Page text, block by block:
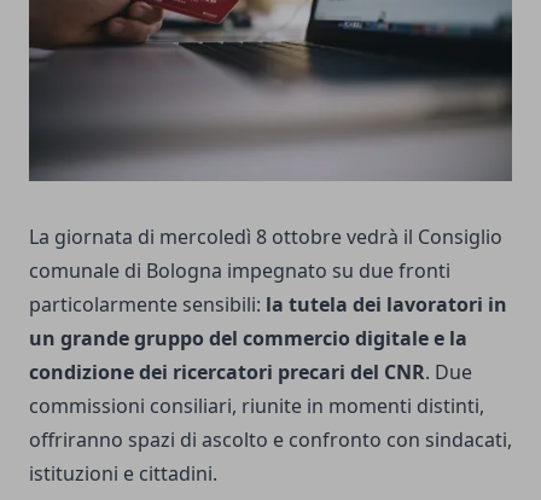
La giornata di mercoledì 8 ottobre vedrà il Consiglio
comunale di Bologna impegnato su due fronti
particolarmente sensibili: la tutela dei lavoratori in
un grande gruppo del commercio digitale e la
condizione dei ricercatori precari del CNR. Due
commissioni consiliari, riunite in momenti distinti,
offriranno spazi di ascolto e confronto con sindacati,
istituzioni e cittadini.